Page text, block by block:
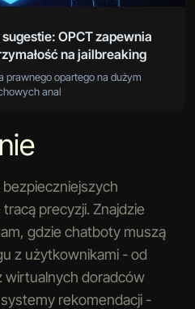
OPCT zapewnia
na jailbreaking
prawnego opartego na dużym
anal
precyzji. Znajdzie
gdzie chatboty muszą
z użytkownikami - od
wirtualnych doradców
rekomendacji -